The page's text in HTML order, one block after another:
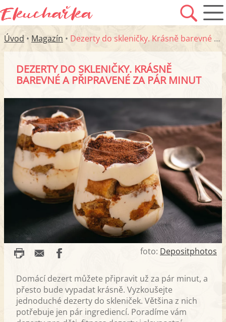
Úvod • Magazín • Dezerty do skleničky. Krásně barevné a připravené za pár minut
DEZERTY DO SKLENIČKY. KRÁSNĚ
BAREVNÉ A PŘIPRAVENÉ ZA PÁR MINUT
foto: Depositphotos
Domácí dezert můžete připravit už za pár minut, a
přesto bude vypadat krásně. Vyzkoušejte
jednoduché dezerty do skleniček. Většina z nich
potřebuje jen pár ingrediencí. Poradíme vám